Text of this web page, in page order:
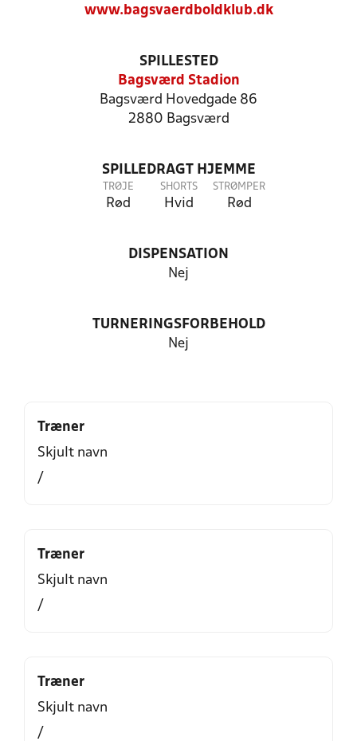
www.bagsvaerdboldklub.dk
SPILLESTED
Bagsværd Stadion
Bagsværd Hovedgade 86
2880 Bagsværd
SPILLEDRAGT HJEMME
TRØJE
Rød
SHORTS
Hvid
STRØMPER
Rød
DISPENSATION
Nej
TURNERINGSFORBEHOLD
Nej
Træner
Skjult navn
/
Træner
Skjult navn
/
Træner
Skjult navn
/